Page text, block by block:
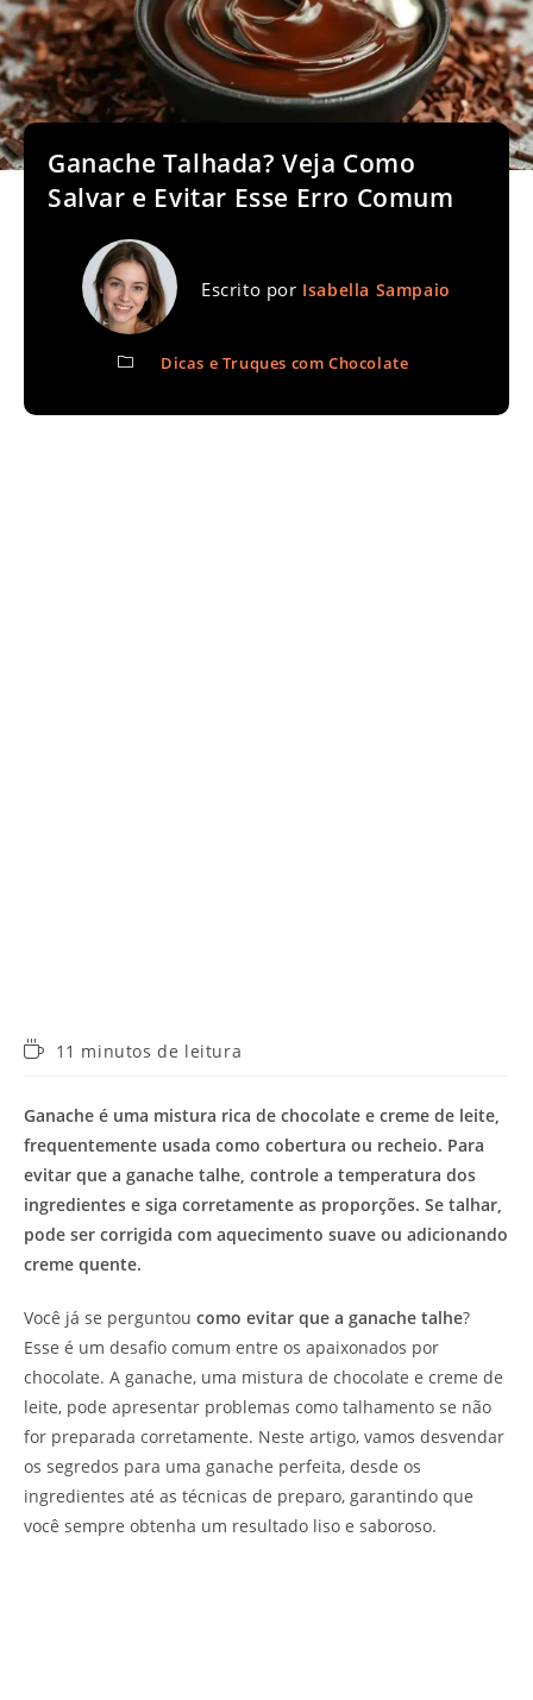
Ganache Talhada? Veja Como
Salvar e Evitar Esse Erro Comum
Escrito por Isabella Sampaio
Dicas e Truques com Chocolate
Tempo11 minutos de leitura
Ganache é uma mistura rica de chocolate e creme de leite,
frequentemente usada como cobertura ou recheio. Para
evitar que a ganache talhe, controle a temperatura dos
ingredientes e siga corretamente as proporções. Se talhar,
pode ser corrigida com aquecimento suave ou adicionando
creme quente.
Você já se perguntou como evitar que a ganache talhe?
Esse é um desafio comum entre os apaixonados por
chocolate. A ganache, uma mistura de chocolate e creme de
leite, pode apresentar problemas como talhamento se não
for preparada corretamente. Neste artigo, vamos desvendar
os segredos para uma ganache perfeita, desde os
ingredientes até as técnicas de preparo, garantindo que
você sempre obtenha um resultado liso e saboroso.